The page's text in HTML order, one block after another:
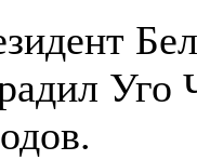
Уго